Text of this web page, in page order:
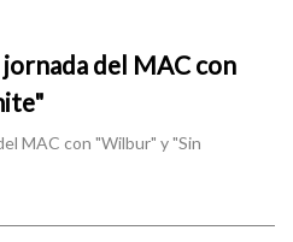
del MAC con
MAC con "Wilbur" y "Sin